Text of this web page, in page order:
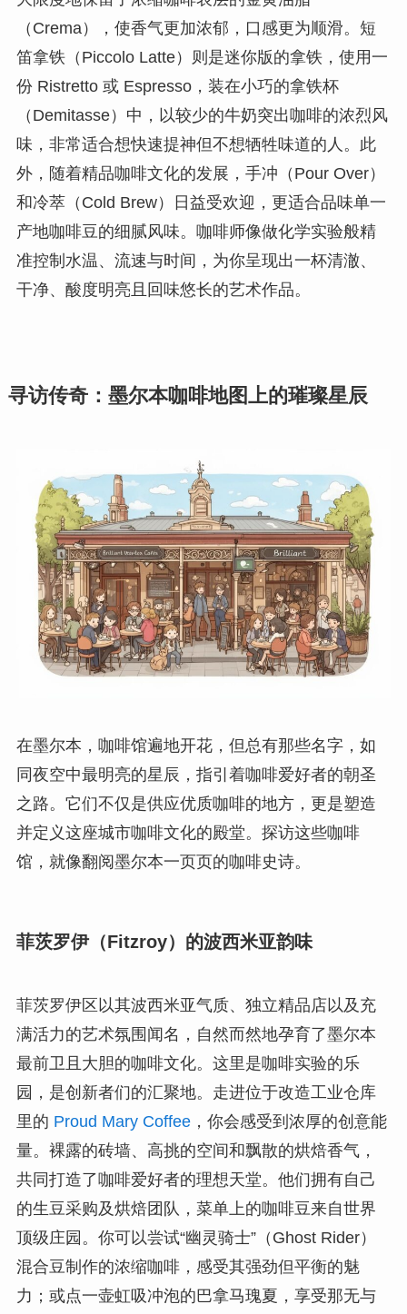
（Crema），使香气更加浓郁，口感更为顺滑。短
笛拿铁（Piccolo Latte）则是迷你版的拿铁，使用一
份 Ristretto 或 Espresso，装在小巧的拿铁杯
（Demitasse）中，以较少的牛奶突出咖啡的浓烈风
味，非常适合想快速提神但不想牺牲味道的人。此
外，随着精品咖啡文化的发展，手冲（Pour Over）
和冷萃（Cold Brew）日益受欢迎，更适合品味单一
产地咖啡豆的细腻风味。咖啡师像做化学实验般精
准控制水温、流速与时间，为你呈现出一杯清澈、
干净、酸度明亮且回味悠长的艺术作品。
寻访传奇：墨尔本咖啡地图上的璀璨星辰
在墨尔本，咖啡馆遍地开花，但总有那些名字，如
同夜空中最明亮的星辰，指引着咖啡爱好者的朝圣
之路。它们不仅是供应优质咖啡的地方，更是塑造
并定义这座城市咖啡文化的殿堂。探访这些咖啡
馆，就像翻阅墨尔本一页页的咖啡史诗。
菲茨罗伊（Fitzroy）的波西米亚韵味
菲茨罗伊区以其波西米亚气质、独立精品店以及充
满活力的艺术氛围闻名，自然而然地孕育了墨尔本
最前卫且大胆的咖啡文化。这里是咖啡实验的乐
园，是创新者们的汇聚地。走进位于改造工业仓库
里的 Proud Mary Coffee，你会感受到浓厚的创意能
量。裸露的砖墙、高挑的空间和飘散的烘焙香气，
共同打造了咖啡爱好者的理想天堂。他们拥有自己
的生豆采购及烘焙团队，菜单上的咖啡豆来自世界
顶级庄园。你可以尝试“幽灵骑士”（Ghost Rider）
混合豆制作的浓缩咖啡，感受其强劲但平衡的魅
力；或点一壶虹吸冲泡的巴拿马瑰夏，享受那无与